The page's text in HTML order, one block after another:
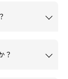
？